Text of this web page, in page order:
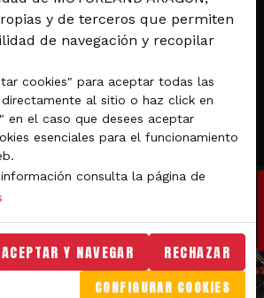
MOTUL FIM
2026
y de terceros que permiten
de navegación y recopilar
cookies" para aceptar todas las
al sitio o haz click en
en el caso que desees aceptar
esenciales para el funcionamiento
consulta la página de
ACEPTAR Y NAVEGAR RECHAZAR
CONFIGURAR COOKIES